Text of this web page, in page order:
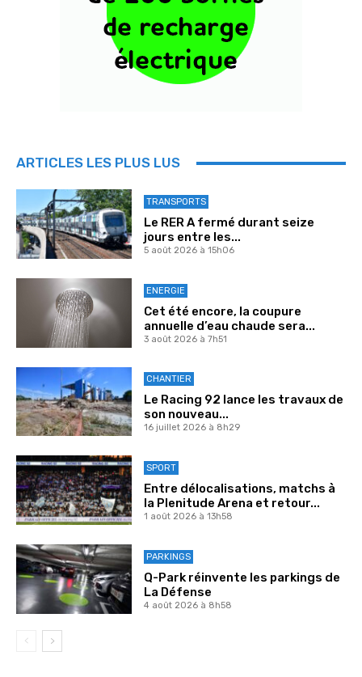
ARTICLES LES PLUS LUS
TRANSPORTS
Le RER A fermé durant seize
jours entre les...
5 août 2026 à 15h06
ENERGIE
Cet été encore, la coupure
annuelle d’eau chaude sera...
3 août 2026 à 7h51
CHANTIER
Le Racing 92 lance les travaux de
son nouveau...
16 juillet 2026 à 8h29
SPORT
Entre délocalisations, matchs à
la Plenitude Arena et retour...
1 août 2026 à 13h58
PARKINGS
Q-Park réinvente les parkings de
La Défense
4 août 2026 à 8h58